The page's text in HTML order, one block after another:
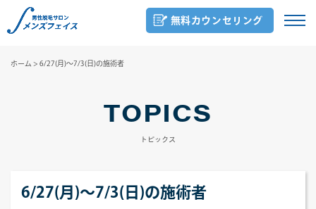
無料カウンセリング
ホーム > 6/27(月)～7/3(日)の施術者
TOPICS
トピックス
6/27(月)～7/3(日)の施術者